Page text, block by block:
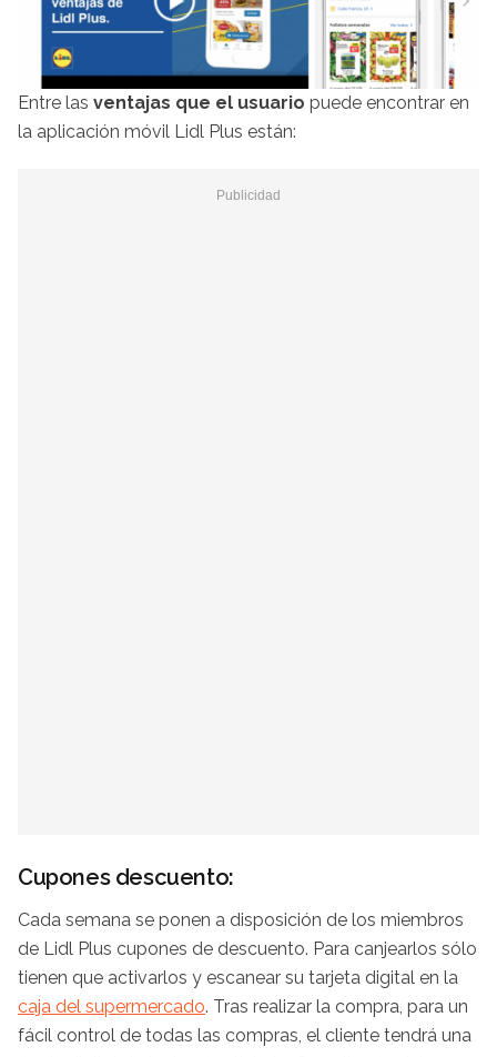
Entre las ventajas que el usuario puede encontrar en
la aplicación móvil Lidl Plus están:
Cupones descuento:
Cada semana se ponen a disposición de los miembros
de Lidl Plus cupones de descuento. Para canjearlos sólo
tienen que activarlos y escanear su tarjeta digital en la
caja del supermercado. Tras realizar la compra, para un
fácil control de todas las compras, el cliente tendrá una